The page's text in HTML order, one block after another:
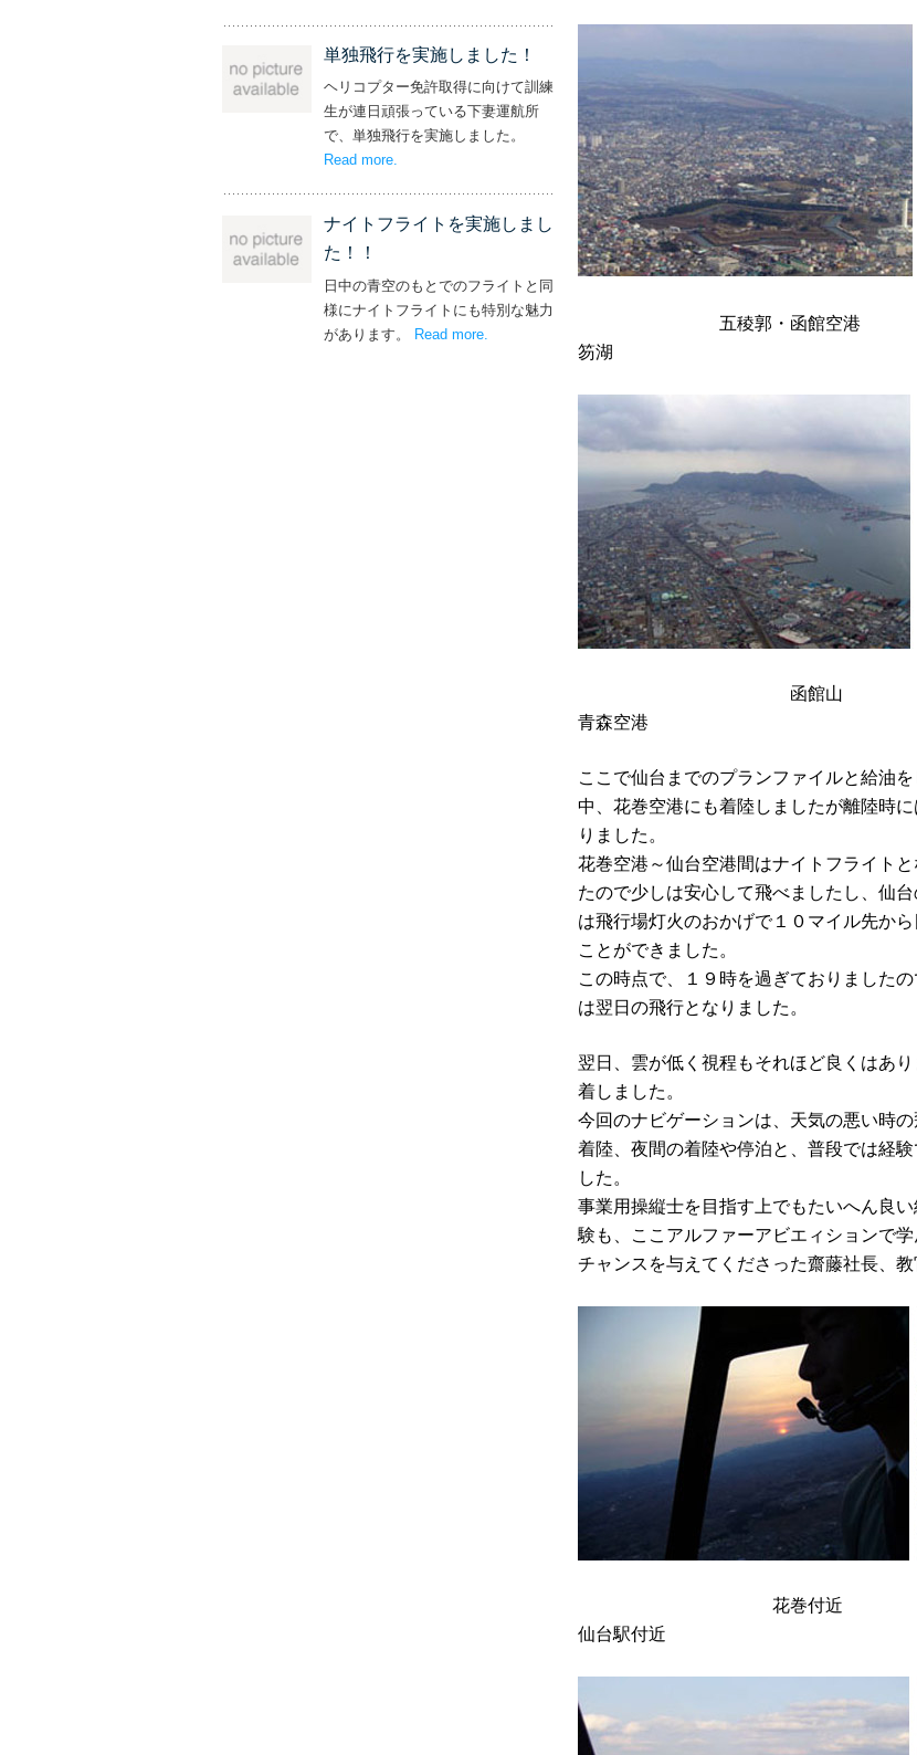
五稜郭・
笏湖
函
青森空港
ここで仙台までのプランファイルと給油
中、花巻空港にも着陸しましたが離陸時
りました。
花巻空港～仙台空港間はナイトフライト
たので少しは安心して飛べましたし、仙
は飛行場灯火のおかげで１０マイル先か
ことができました。
この時点で、１９時を過ぎておりました
は翌日の飛行となりました。
翌日、雲が低く視程もそれほど良くはあ
着しました。
今回のナビゲーションは、天気の悪い時
着陸、夜間の着陸や停泊と、普段では経
した。
事業用操縦士を目指す上でもたいへん良
験も、ここアルファーアビエィションで
チャンスを与えてくださった齋藤社長、
花
仙台駅付近
単独飛行を実施しました！
ヘリコプター免許取得に向けて訓練
生が連日頑張っている下妻運航所
で、単独飛行を実施しました。
Read more– ‘単独飛行を実施しました！’
.
ナイトフライトを実施しまし
た！！
日中の青空のもとでのフライトと同
様にナイトフライトにも特別な魅力
があります。 Read more – ‘ナイトフライトを実施しました！！’